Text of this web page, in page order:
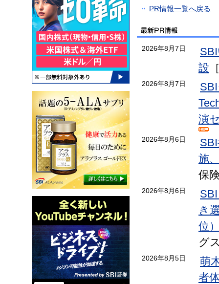
PR情報一覧へ戻る
2026年8月7日
設
2026年8月7日
演
2026年8月6日
施
保
2026年8月6日
き
位
グ
2026年8月5日
萌
者